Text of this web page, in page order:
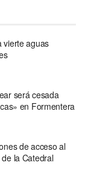
vierte aguas
será cesada
en Formentera
de acceso al
la Catedral